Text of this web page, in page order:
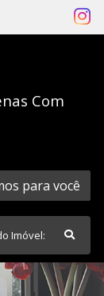
Com
para você